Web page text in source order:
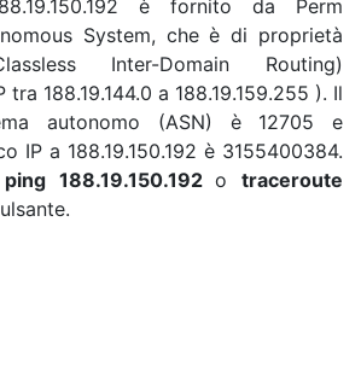
è fornito da Perm
System, che è di proprietà
Inter-Domain Routing)
tra 188.19.144.0 a 188.19.159.255 ). Il
autonomo (ASN) è 12705 e
IP a 188.19.150.192 è 3155400384.
ping 188.19.150.192otraceroute